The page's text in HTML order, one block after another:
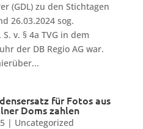
(GDL) zu den Stichtagen
26.03.2024 sog.
v. § 4a TVG in dem
der DB Regio AG war.
für Fotos aus
Doms zahlen
| Uncategorized